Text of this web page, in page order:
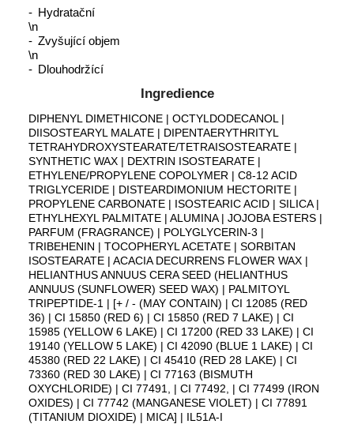
Hydratační
\n
Zvyšující objem
\n
Dlouhodržící
Ingredience
DIPHENYL DIMETHICONE | OCTYLDODECANOL |
DIISOSTEARYL MALATE | DIPENTAERYTHRITYL
TETRAHYDROXYSTEARATE/TETRAISOSTEARATE |
SYNTHETIC WAX | DEXTRIN ISOSTEARATE |
ETHYLENE/PROPYLENE COPOLYMER | C8-12 ACID
TRIGLYCERIDE | DISTEARDIMONIUM HECTORITE |
PROPYLENE CARBONATE | ISOSTEARIC ACID | SILICA |
ETHYLHEXYL PALMITATE | ALUMINA | JOJOBA ESTERS |
PARFUM (FRAGRANCE) | POLYGLYCERIN-3 |
TRIBEHENIN | TOCOPHERYL ACETATE | SORBITAN
ISOSTEARATE | ACACIA DECURRENS FLOWER WAX |
HELIANTHUS ANNUUS CERA SEED (HELIANTHUS
ANNUUS (SUNFLOWER) SEED WAX) | PALMITOYL
TRIPEPTIDE-1 | [+ / - (MAY CONTAIN) | CI 12085 (RED
36) | CI 15850 (RED 6) | CI 15850 (RED 7 LAKE) | CI
15985 (YELLOW 6 LAKE) | CI 17200 (RED 33 LAKE) | CI
19140 (YELLOW 5 LAKE) | CI 42090 (BLUE 1 LAKE) | CI
45380 (RED 22 LAKE) | CI 45410 (RED 28 LAKE) | CI
73360 (RED 30 LAKE) | CI 77163 (BISMUTH
OXYCHLORIDE) | CI 77491, | CI 77492, | CI 77499 (IRON
OXIDES) | CI 77742 (MANGANESE VIOLET) | CI 77891
(TITANIUM DIOXIDE) | MICA] | IL51A-I